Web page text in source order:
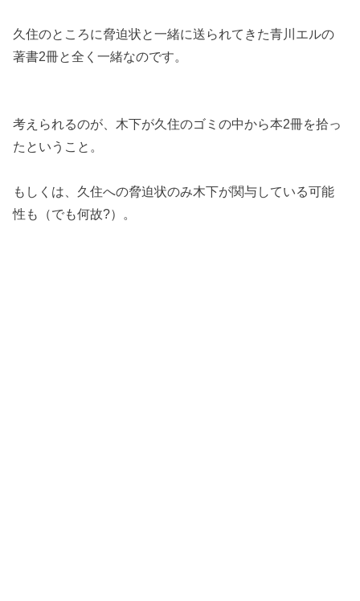
久住のところに脅迫状と一緒に送られてきた青川エルの
著書2冊と全く一緒なのです。
考えられるのが、木下が久住のゴミの中から本2冊を拾っ
たということ。
もしくは、久住への脅迫状のみ木下が関与している可能
性も（でも何故?）。